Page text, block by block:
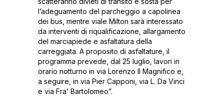
l’adeguamento del parcheggio a capolinea
dei bus, mentre viale Milton sarà interessato
da interventi di riqualificazione, allargamento
del marciapiede e asfaltatura della
carreggiata. A proposito di asfaltature, il
programma prevede, dal 25 luglio, lavori in
orario notturno in via Lorenzo Il Magnifico e,
a seguire, in via Pier Capponi, via L. Da Vinci
e via Fra’ Bartolomeo”.